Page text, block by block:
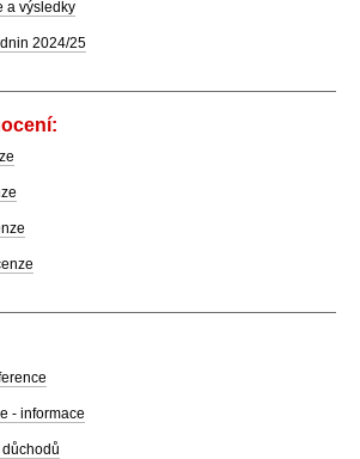
a výsledky
2024/25
- informace